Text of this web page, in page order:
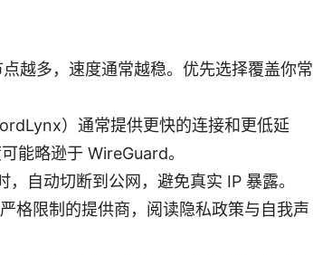
越多，速度通常越稳。优先选择覆盖你常
）通常提供更快的连接和更低延
能略逊于 WireGuard。
自动切断到公网，避免真实 IP 暴露。
格限制的提供商，阅读隐私政策与自我声